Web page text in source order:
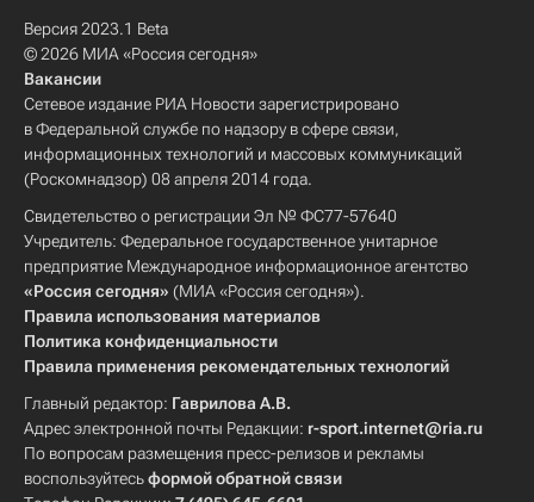
Версия 2023.1 Beta
© 2026 МИА «Россия сегодня»
Вакансии
Сетевое издание РИА Новости зарегистрировано
в Федеральной службе по надзору в сфере связи,
информационных технологий и массовых коммуникаций
(Роскомнадзор) 08 апреля 2014 года.
Свидетельство о регистрации Эл № ФС77-57640
Учредитель: Федеральное государственное унитарное
предприятие Международное информационное агентство
«Россия сегодня» (МИА «Россия сегодня»).
Правила использования материалов
Политика конфиденциальности
Правила применения рекомендательных технологий
Главный редактор: Гаврилова А.В.
Адрес электронной почты Редакции: r-sport.internet@ria.ru
По вопросам размещения пресс-релизов и рекламы
воспользуйтесьформой обратной связи